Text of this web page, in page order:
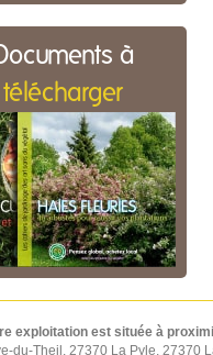
à
télécharger
exploitation est située à
du-Theil, 27370 La Pyle, 27370